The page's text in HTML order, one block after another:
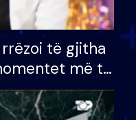
të gjitha
më të
VIP: Do më
kur…